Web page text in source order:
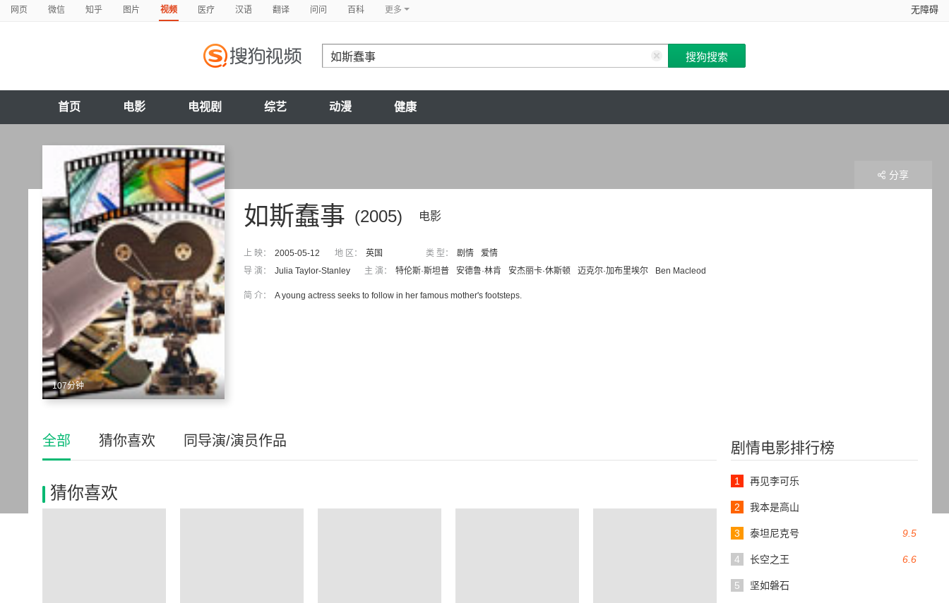
网页 微信 知乎 图片 视频 医疗 汉语 翻译 问问 百科 更多 无障碍
首页 电影 电视剧 综艺 动漫 健康
107分钟
(2005) 电影
如斯蠢事
上 映： 2005-05-12 地 区： 英国 类 型： 剧情
爱情
导 演：
Julia Taylor-Stanley 主 演： 特伦斯·斯坦普 安德鲁·林肯 安杰丽卡·休斯顿 迈克尔·加布里埃尔 Ben Macleod
简 介： A young actress seeks to follow in her famous mother's footsteps.
分享
剧情电影排行榜
1 再见李可乐
2 我本是高山
9.5
3 泰坦尼克号
6.6
4 长空之王
5 坚如磐石
全部 猜你喜欢 同导演/演员作品
猜你喜欢